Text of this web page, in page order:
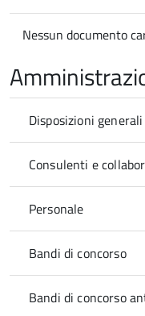
Nessun documento
Disposizioni generali
Consulenti e
Personale
Bandi di concorso
Bandi di concorso